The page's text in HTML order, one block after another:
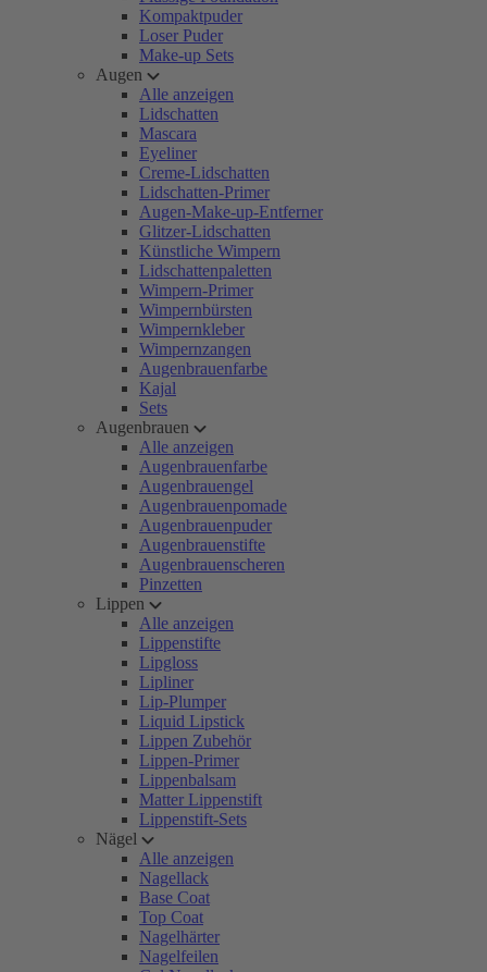
Kompaktpuder
Loser Puder
Make-up Sets
Augen
Alle anzeigen
Lidschatten
Mascara
Eyeliner
Creme-Lidschatten
Lidschatten-Primer
Augen-Make-up-Entferner
Glitzer-Lidschatten
Künstliche Wimpern
Lidschattenpaletten
Wimpern-Primer
Wimpernbürsten
Wimpernkleber
Wimpernzangen
Augenbrauenfarbe
Kajal
Sets
Augenbrauen
Alle anzeigen
Augenbrauenfarbe
Augenbrauengel
Augenbrauenpomade
Augenbrauenpuder
Augenbrauenstifte
Augenbrauenscheren
Pinzetten
Lippen
Alle anzeigen
Lippenstifte
Lipgloss
Lipliner
Lip-Plumper
Liquid Lipstick
Lippen Zubehör
Lippen-Primer
Lippenbalsam
Matter Lippenstift
Lippenstift-Sets
Nägel
Alle anzeigen
Nagellack
Base Coat
Top Coat
Nagelhärter
Nagelfeilen